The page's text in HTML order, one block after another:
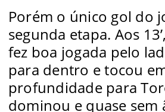
Porém o único gol do
segunda etapa. Aos
fez boa jogada pelo
para dentro e tocou
profundidade para
dominou e quase sem